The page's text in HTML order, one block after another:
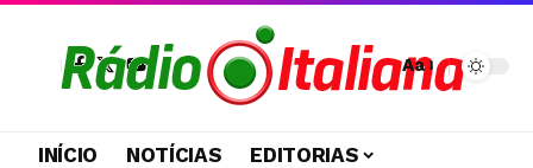
Aa
INÍCIO NOTÍCIAS
EDITORIAS